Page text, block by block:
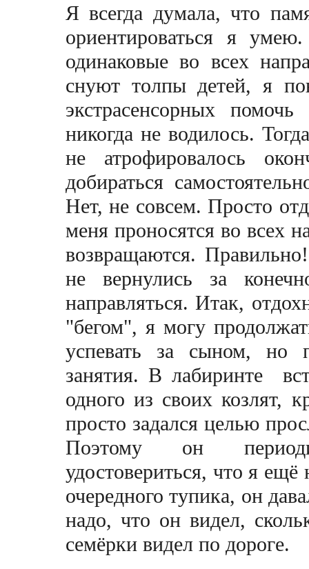
Я всегда думала, что
ориентироваться я
одинаковые во всех
снуют толпы детей, я
экстрасенсорных
никогда не водилось.
не атрофировалось
добираться
Нет, не совсем. Просто
меня проносятся во всех
возвращаются.
не вернулись за
направляться. Итак,
"бегом", я могу
успевать за сыном, но
занятия. В лабиринте
одного из своих козлят,
просто задался целью
Поэтому он
удостовериться, что я
очередного тупика, он
надо, что он видел,
семёрки видел по дороге.